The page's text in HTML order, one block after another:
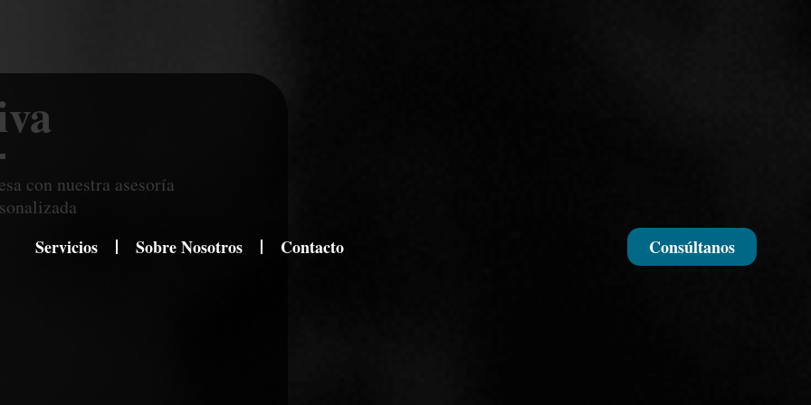
Servicios Sobre Nosotros Contacto Consúltanos
con nuestra asesoría